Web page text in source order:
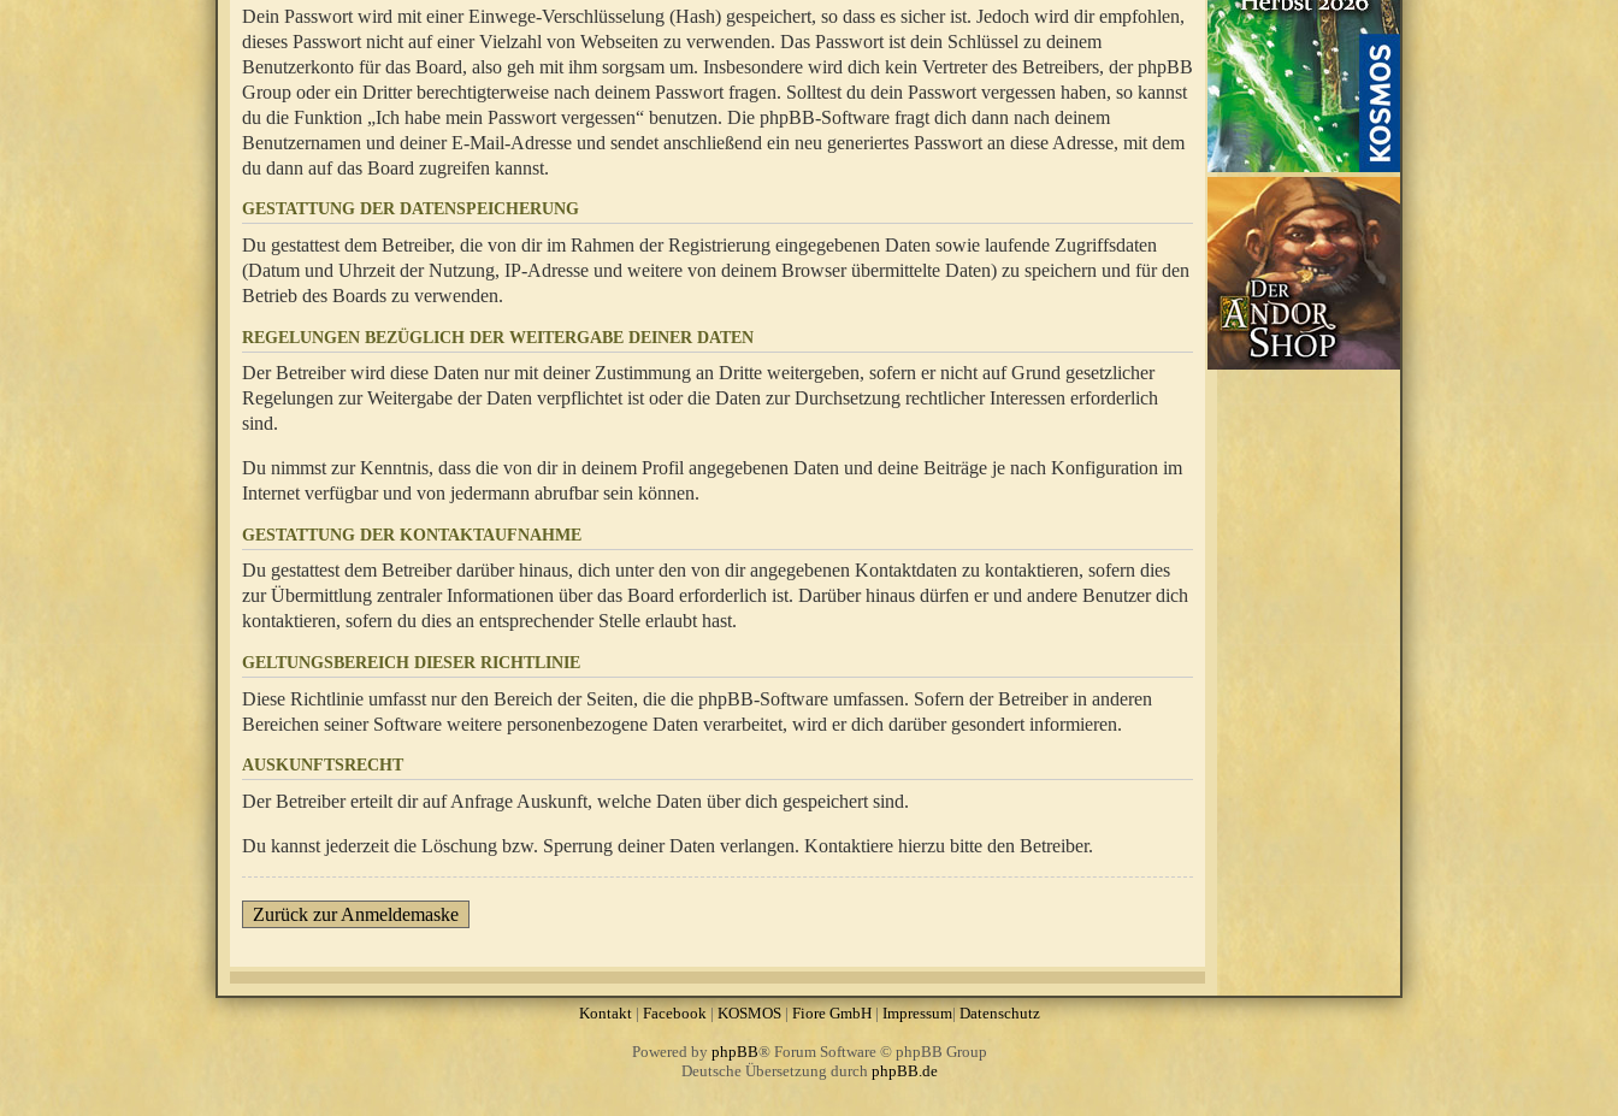
Dein Passwort wird mit einer Einwege-Verschlüsselung (Hash) gespeichert, so dass es sicher ist. Jedoch wird dir empfohlen,
dieses Passwort nicht auf einer Vielzahl von Webseiten zu verwenden. Das Passwort ist dein Schlüssel zu deinem
Benutzerkonto für das Board, also geh mit ihm sorgsam um. Insbesondere wird dich kein Vertreter des Betreibers, der phpBB
Group oder ein Dritter berechtigterweise nach deinem Passwort fragen. Solltest du dein Passwort vergessen haben, so kannst
du die Funktion „Ich habe mein Passwort vergessen“ benutzen. Die phpBB-Software fragt dich dann nach deinem
Benutzernamen und deiner E-Mail-Adresse und sendet anschließend ein neu generiertes Passwort an diese Adresse, mit dem
du dann auf das Board zugreifen kannst.
GESTATTUNG DER DATENSPEICHERUNG
Du gestattest dem Betreiber, die von dir im Rahmen der Registrierung eingegebenen Daten sowie laufende Zugriffsdaten
(Datum und Uhrzeit der Nutzung, IP-Adresse und weitere von deinem Browser übermittelte Daten) zu speichern und für den
Betrieb des Boards zu verwenden.
REGELUNGEN BEZÜGLICH DER WEITERGABE DEINER DATEN
Der Betreiber wird diese Daten nur mit deiner Zustimmung an Dritte weitergeben, sofern er nicht auf Grund gesetzlicher
Regelungen zur Weitergabe der Daten verpflichtet ist oder die Daten zur Durchsetzung rechtlicher Interessen erforderlich
sind.
Du nimmst zur Kenntnis, dass die von dir in deinem Profil angegebenen Daten und deine Beiträge je nach Konfiguration im
Internet verfügbar und von jedermann abrufbar sein können.
GESTATTUNG DER KONTAKTAUFNAHME
Du gestattest dem Betreiber darüber hinaus, dich unter den von dir angegebenen Kontaktdaten zu kontaktieren, sofern dies
zur Übermittlung zentraler Informationen über das Board erforderlich ist. Darüber hinaus dürfen er und andere Benutzer dich
kontaktieren, sofern du dies an entsprechender Stelle erlaubt hast.
GELTUNGSBEREICH DIESER RICHTLINIE
Diese Richtlinie umfasst nur den Bereich der Seiten, die die phpBB-Software umfassen. Sofern der Betreiber in anderen
Bereichen seiner Software weitere personenbezogene Daten verarbeitet, wird er dich darüber gesondert informieren.
AUSKUNFTSRECHT
Der Betreiber erteilt dir auf Anfrage Auskunft, welche Daten über dich gespeichert sind.
Du kannst jederzeit die Löschung bzw. Sperrung deiner Daten verlangen. Kontaktiere hierzu bitte den Betreiber.
Zurück zur Anmeldemaske
Kontakt| Facebook|KOSMOS| Fiore GmbH| Impressum|Datenschutz
Powered by phpBB® Forum Software © phpBB Group
Deutsche Übersetzung durch phpBB.de